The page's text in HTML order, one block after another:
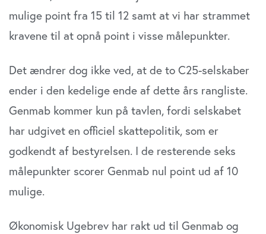
mulige point fra 15 til 12 samt at vi har strammet
kravene til at opnå point i visse målepunkter.
Det ændrer dog ikke ved, at de to C25-selskaber
ender i den kedelige ende af dette års rangliste.
Genmab kommer kun på tavlen, fordi selskabet
har udgivet en officiel skattepolitik, som er
godkendt af bestyrelsen. I de resterende seks
målepunkter scorer Genmab nul point ud af 10
mulige.
Økonomisk Ugebrev har rakt ud til Genmab og